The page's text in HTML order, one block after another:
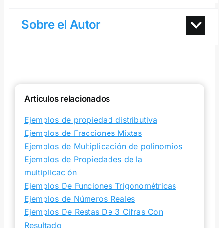
Sobre el Autor
Articulos relacionados
Ejemplos de propiedad distributiva
Ejemplos de Fracciones Mixtas
Ejemplos de Multiplicación de polinomios
Ejemplos de Propiedades de la
multiplicación
Ejemplos De Funciones Trigonométricas
Ejemplos de Números Reales
Ejemplos De Restas De 3 Cifras Con
Resultado